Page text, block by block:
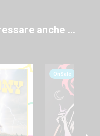
anche ...
OnSale